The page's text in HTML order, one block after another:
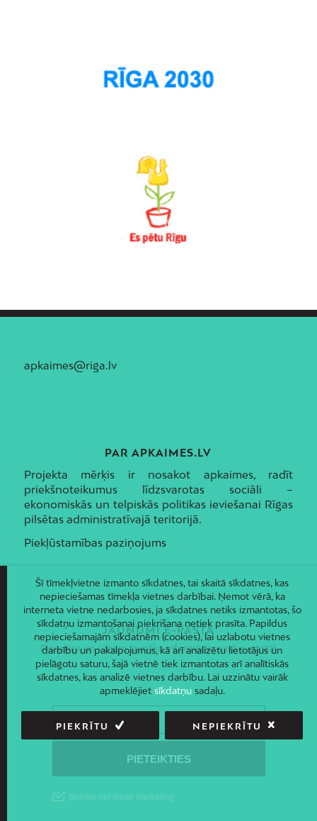
apkaimes@riga.lv
PAR APKAIMES.LV
Projekta mērķis ir nosakot apkaimes, radīt
priekšnoteikumus līdzsvarotas sociāli –
ekonomiskās un telpiskās politikas ieviešanai Rīgas
pilsētas administratīvajā teritorijā.
Piekļūstamības paziņojums
JAUNUMI E-PASTĀ
Piesakies un saņem jaunāko informāciju savā e-pastā!
Šī tīmekļvietne izmanto sīkdatnes, tai skaitā sīkdatnes, kas
nepieciešamas tīmekļa vietnes darbībai. Ņemot vērā, ka
interneta vietne nedarbosies, ja sīkdatnes netiks izmantotas, šo
sīkdatņu izmantošanai piekrišana netiek prasīta. Papildus
nepieciešamajām sīkdatnēm (cookies), lai uzlabotu vietnes
darbību un pakalpojumus, kā arī analizētu lietotājus un
pielāgotu saturu, šajā vietnē tiek izmantotas arī analītiskās
sīkdatnes, kas analizē vietnes darbību. Lai uzzinātu vairāk
apmeklējiet sīkdatņusadaļu.
PIEKRĪTU NEPIEKRĪTU